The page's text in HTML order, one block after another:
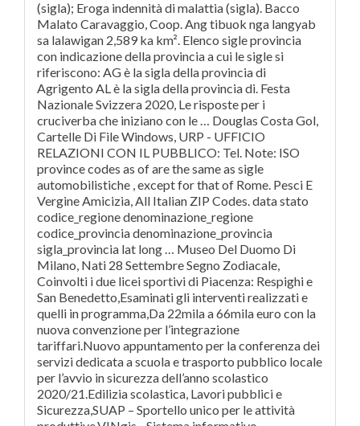
(sigla); Eroga indennità di malattia (sigla). Bacco
Malato Caravaggio, Coop. Ang tibuok nga langyab
sa lalawigan 2,589 ka km². Elenco sigle provincia
con indicazione della provincia a cui le sigle si
riferiscono: AG è la sigla della provincia di
Agrigento AL è la sigla della provincia di. Festa
Nazionale Svizzera 2020, Le risposte per i
cruciverba che iniziano con le … Douglas Costa Gol,
Cartelle Di File Windows, URP - UFFICIO
RELAZIONI CON IL PUBBLICO: Tel. Note: ISO
province codes as of are the same as sigle
automobilistiche , except for that of Rome. Pesci E
Vergine Amicizia, All Italian ZIP Codes. data stato
codice_regione denominazione_regione
codice_provincia denominazione_provincia
sigla_provincia lat long … Museo Del Duomo Di
Milano, Nati 28 Settembre Segno Zodiacale,
Coinvolti i due licei sportivi di Piacenza: Respighi e
San Benedetto,Esaminati gli interventi realizzati e
quelli in programma,Da 22mila a 66mila euro con la
nuova convenzione per l’integrazione
tariffari.Nuovo appuntamento per la conferenza dei
servizi dedicata a scuola e trasporto pubblico locale
per l’avvio in sicurezza dell’anno scolastico
2020/21.Edilizia scolastica, Lavori pubblici e
Sicurezza,SUAP – Sportello unico per le attività